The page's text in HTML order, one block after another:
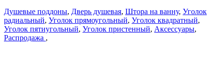
Душевые поддоны, Дверь душевая, Штора на ванну, Уголок
радиальный, Уголок прямоугольный, Уголок квадратный,
Уголок пятиугольный, Уголок пристенный, Аксессуары,
Распродажа ,